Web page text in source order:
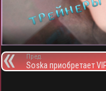
Пред.
Soska приобретает